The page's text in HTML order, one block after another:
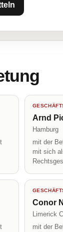
Arnd
Hamburg
mit der
mit sich
Conor
Limerick
mit der